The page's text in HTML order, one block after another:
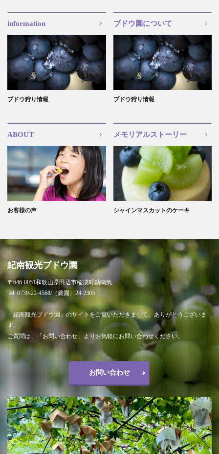
information
ブドウ狩り情報
ブドウ園について
ブドウ狩り情報
ABOUT
お客様の声
メモリアルストーリー
シャインマスカットのケーキ
紀南観光ブドウ園
〒646-0051和歌山県田辺市稲成町動鳴気
Tel. 0739-22-4568/（農園）24-2305
「紀南観光ブドウ園」のサイトをご覧いただきまして、ありがとうございま
す。
ご質問は、「お問い合わせ」よりお気軽にお問い合わせください。
お問い合わせ